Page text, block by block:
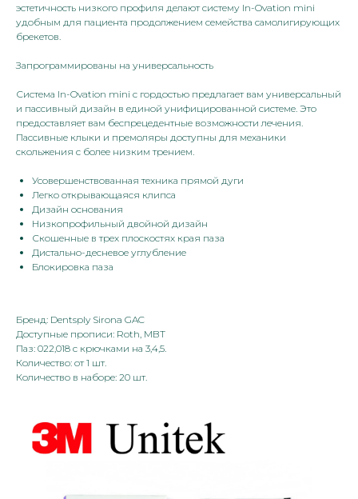
эстетичность низкого профиля делают систему In-Ovation mini
удобным для пациента продолжением семейства самолигирующих
брекетов.
Запрограммированы на универсальность
Система In-Ovation mini с гордостью предлагает вам универсальный
и пассивный дизайн в единой унифицированной системе. Это
предоставляет вам беспрецедентные возможности лечения.
Пассивные клыки и премоляры доступны для механики
скольжения с более низким трением.
Усовершенствованная техника прямой дуги
Легко открывающаяся клипса
Дизайн основания
Низкопрофильный двойной дизайн
Скошенные в трех плоскостях края паза
Дистально-десневое углубление
Блокировка паза
Бренд: Dentsply Sirona GAC
Доступные прописи: Roth, MBT
Паз: 022,018 с крючками на 3,4,5.
Количество: от 1 шт.
Количество в наборе: 20 шт.